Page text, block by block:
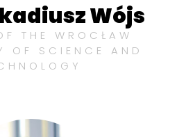
Wójs
THE WROCŁAW
OF SCIENCE AND